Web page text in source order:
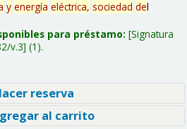
y energía eléctrica, sociedad del
para préstamo: Signatura
v.3 (1).
reserva
al carrito